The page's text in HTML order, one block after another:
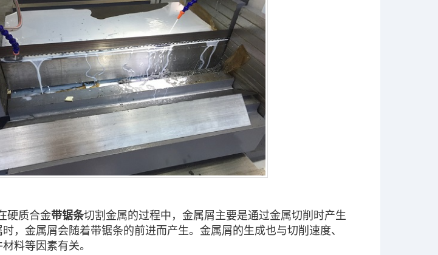
硬质合金带锯条切割金属的过程中，金属屑主要是通过金属切削时产生
，金属屑会随着带锯条的前进而产生。金属屑的生成也与切削速度、
料等因素有关。